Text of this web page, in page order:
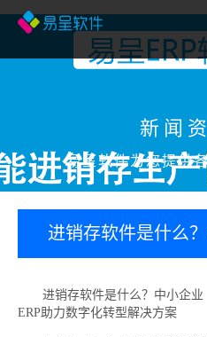
新闻
易呈软件为您提供
进销存软件是什么
进销存软件是什么？中小企业
ERP助力数字化转型解决方案